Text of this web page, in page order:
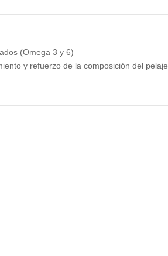
(Omega 3 y 6)
y refuerzo de la composición del pelaje